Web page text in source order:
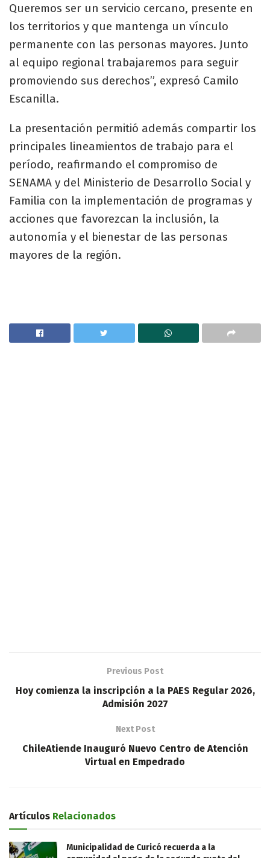
Queremos ser un servicio cercano, presente en
los territorios y que mantenga un vínculo
permanente con las personas mayores. Junto
al equipo regional trabajaremos para seguir
promoviendo sus derechos”, expresó Camilo
Escanilla.
La presentación permitió además compartir los
principales lineamientos de trabajo para el
período, reafirmando el compromiso de
SENAMA y del Ministerio de Desarrollo Social y
Familia con la implementación de programas y
acciones que favorezcan la inclusión, la
autonomía y el bienestar de las personas
mayores de la región.
Previous Post
Hoy comienza la inscripción a la PAES Regular 2026,
Admisión 2027
Next Post
ChileAtiende Inauguró Nuevo Centro de Atención
Virtual en Empedrado
Artículos Relacionados
Municipalidad de Curicó recuerda a la